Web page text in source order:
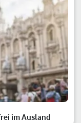
im Ausland